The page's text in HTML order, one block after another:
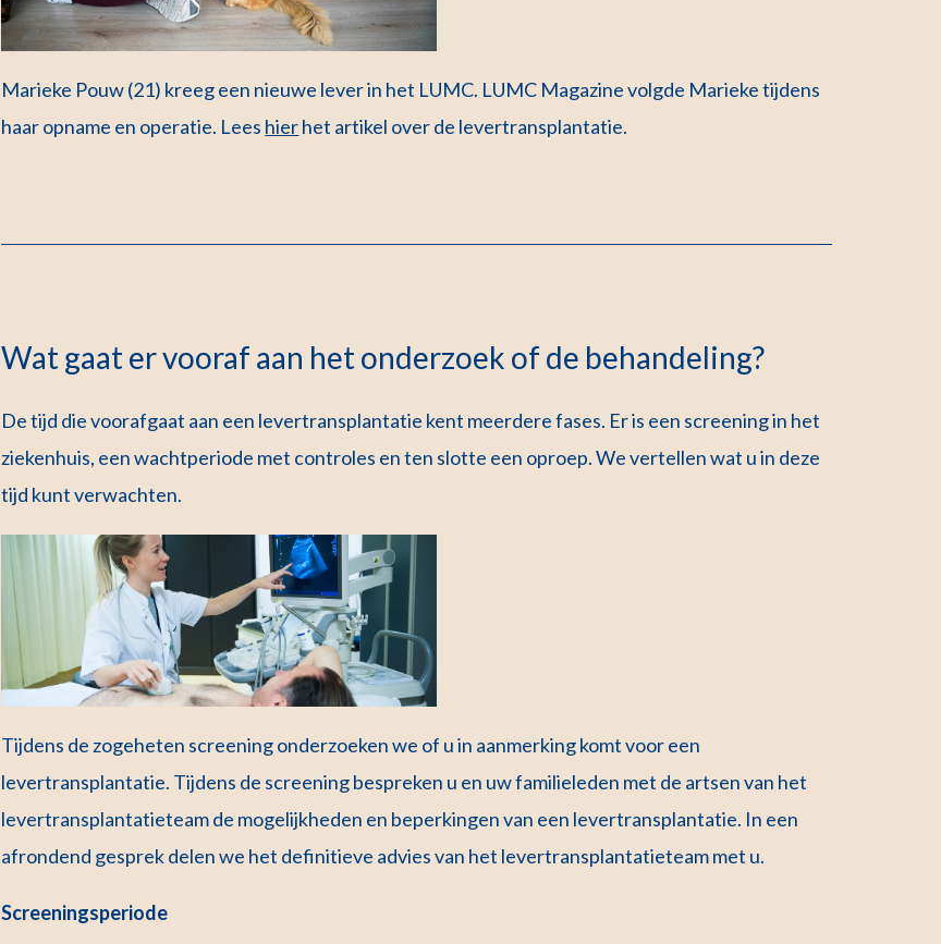
Marieke Pouw (21) kreeg een nieuwe lever in het LUMC. LUMC Magazine volgde Marieke tijdens
haar opname en operatie. Lees hierhet artikel over de levertransplantatie.
Wat gaat er vooraf aan het onderzoek of de behandeling?
De tijd die voorafgaat aan een levertransplantatie kent meerdere fases. Er is een screening in het
ziekenhuis, een wachtperiode met controles en ten slotte een oproep. We vertellen wat u in deze
tijd kunt verwachten.
Tijdens de zogeheten screening onderzoeken we of u in aanmerking komt voor een
levertransplantatie. Tijdens de screening bespreken u en uw familieleden met de artsen van het
levertransplantatieteam de mogelijkheden en beperkingen van een levertransplantatie. In een
afrondend gesprek delen we het definitieve advies van het levertransplantatieteam met u.
Screeningsperiode